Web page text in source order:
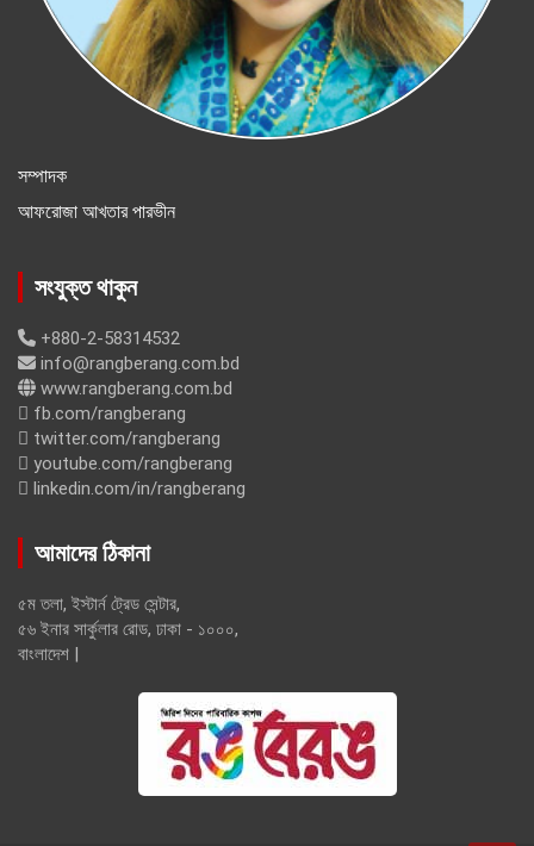
সম্পাদক
আফরোজা আখতার পারভীন
সংযুক্ত থাকুন
+880-2-58314532
info@rangberang.com.bd
www.rangberang.com.bd
fb.com/rangberang
twitter.com/rangberang
youtube.com/rangberang
linkedin.com/in/rangberang
আমাদের ঠিকানা
৫ম তলা, ইস্টার্ন ট্রেড সেন্টার,
৫৬ ইনার সার্কুলার রোড, ঢাকা - ১০০০,
বাংলাদেশ |